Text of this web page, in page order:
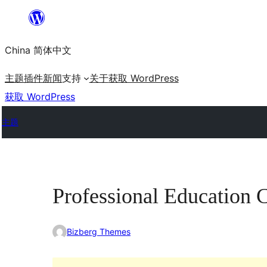
内
容
China 简体中文
主题插件新闻支持 关于获取 WordPress
获取 WordPress
主题
Professional Education
Bizberg Themes